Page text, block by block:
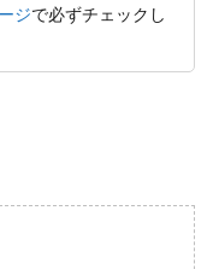
ジで必ずチェックし